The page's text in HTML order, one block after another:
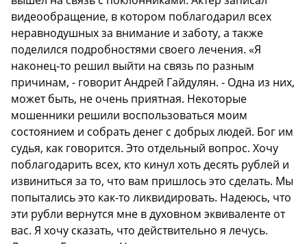
видеообращение, в котором поблагодарил всех
неравнодушных за внимание и заботу, а также
поделился подробностями своего лечения. «Я
наконец-то решил выйти на связь по разным
причинам, - говорит Андрей Гайдулян. - Одна из них,
может быть, не очень приятная. Некоторые
мошенники решили воспользоваться моим
состоянием и собрать денег с добрых людей. Бог им
судья, как говорится. Это отдельный вопрос. Хочу
поблагодарить всех, кто кинул хоть десять рублей и
извиниться за то, что вам пришлось это сделать. Мы
попытались это как-то ликвидировать. Надеюсь, что
эти рубли вернутся мне в духовном эквиваленте от
вас. Я хочу сказать, что действительно я лечусь.